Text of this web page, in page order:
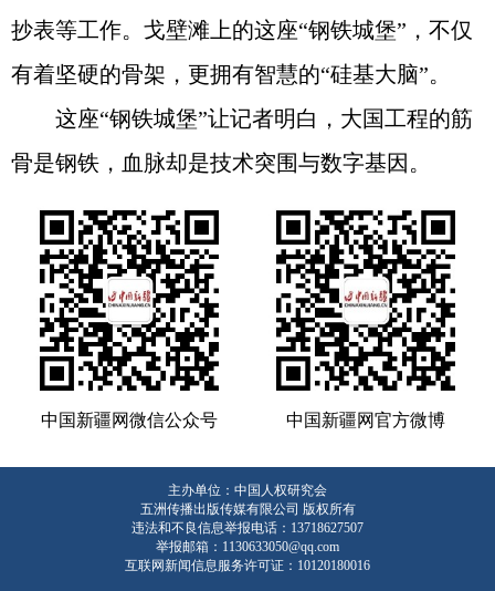
抄表等工作。戈壁滩上的这座“钢铁城堡”，不仅
有着坚硬的骨架，更拥有智慧的“硅基大脑”。
这座“钢铁城堡”让记者明白，大国工程的筋
骨是钢铁，血脉却是技术突围与数字基因。
中国新疆网微信公众号 中国新疆网官方微博
主办单位：中国人权研究会
五洲传播出版传媒有限公司 版权所有
违法和不良信息举报电话：13718627507
举报邮箱：1130633050@qq.com
互联网新闻信息服务许可证：10120180016